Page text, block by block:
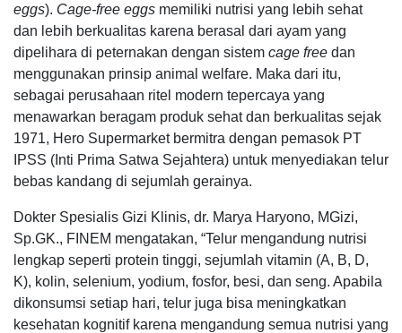
eggs). Cage-free eggs memiliki nutrisi yang lebih sehat
dan lebih berkualitas karena berasal dari ayam yang
dipelihara di peternakan dengan sistem cage free dan
menggunakan prinsip animal welfare. Maka dari itu,
sebagai perusahaan ritel modern tepercaya yang
menawarkan beragam produk sehat dan berkualitas sejak
1971, Hero Supermarket bermitra dengan pemasok PT
IPSS (Inti Prima Satwa Sejahtera) untuk menyediakan telur
bebas kandang di sejumlah gerainya.
Dokter Spesialis Gizi Klinis, dr. Marya Haryono, MGizi,
Sp.GK., FINEM mengatakan, “Telur mengandung nutrisi
lengkap seperti protein tinggi, sejumlah vitamin (A, B, D,
K), kolin, selenium, yodium, fosfor, besi, dan seng. Apabila
dikonsumsi setiap hari, telur juga bisa meningkatkan
kesehatan kognitif karena mengandung semua nutrisi yang